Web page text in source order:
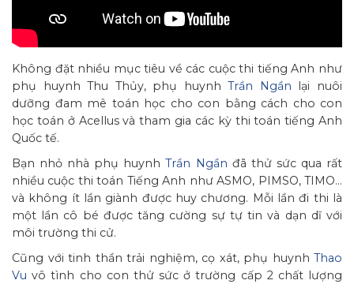
Không đặt nhiều mục tiêu về các cuộc thi tiếng Anh như
phụ huynh Thu Thủy, phụ huynhTrần Ngần lại nuôi
dưỡng đam mê toán học cho con bằng cách cho con
học toán ở Acellus và tham gia các kỳ thi toán tiếng Anh
Quốc tế.
Bạn nhỏ nhà phụ huynhTrần Ngần đã thử sức qua rất
nhiều cuộc thi toán Tiếng Anh như ASMO, PIMSO, TIMO…
và không ít lần giành được huy chương. Mỗi lần đi thi là
một lần cô bé được tăng cường sự tự tin và dạn dĩ với
môi trường thi cử.
Cũng với tinh thần trải nghiệm, cọ xát, phụ huynh Thao
Vu vô tình cho con thử sức ở trường cấp 2 chất lượng